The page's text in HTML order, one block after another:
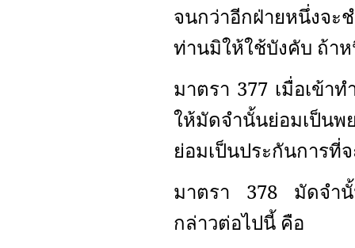
จนกว่าอีกฝ่ายหนึ่งจ
ท่านมิให้ใช้บังคับ ถ้า
มาตรา 377 เมื่อเข้า
ให้มัดจำนั้นย่อมเป็น
ย่อมเป็นประกันการ
มาตรา 378 มัดจำนั้
กล่าวต่อไปนี้ คือ